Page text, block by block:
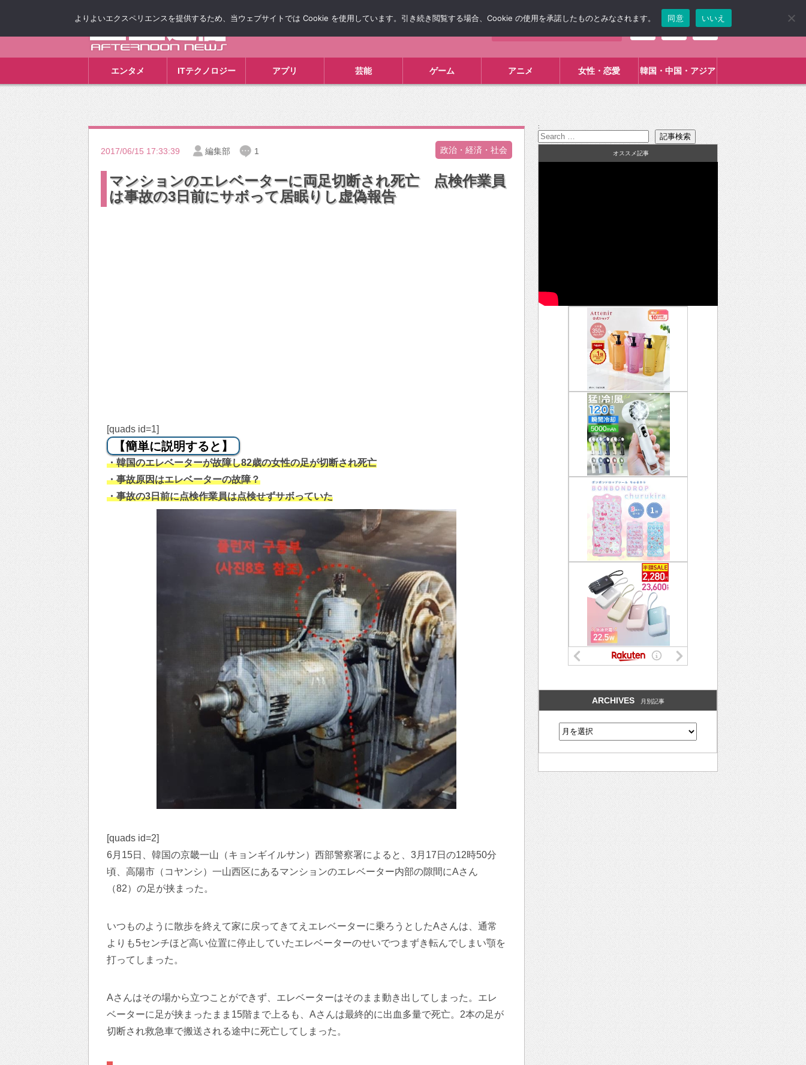
エンタメ ITテクノロジー アプリ 芸能 ゲーム アニメ 女性・恋愛 韓国・中国・アジア
2017/06/15 17:33:39 編集部 1 政治・経済・社会
マンションのエレベーターに両足切断され死亡 点検作業員
は事故の3日前にサボって居眠りし虚偽報告
[quads id=1]
【簡単に説明すると】
・韓国のエレベーターが故障し82歳の女性の足が切断され死亡
・事故原因はエレベーターの故障？
・事故の3日前に点検作業員は点検せずサボっていた
[quads id=2]
6月15日、韓国の京畿一山（キョンギイルサン）西部警察署によると、3月17日の12時50分
頃、高陽市（コヤンシ）一山西区にあるマンションのエレベーター内部の隙間にAさん
（82）の足が挟まった。
いつものように散歩を終えて家に戻ってきてえエレベーターに乗ろうとしたAさんは、通常
よりも5センチほど高い位置に停止していたエレベーターのせいでつまずき転んでしまい顎を
打ってしまった。
Aさんはその場から立つことができず、エレベーターはそのまま動き出してしまった。エレ
ベーターに足が挟まったまま15階まで上るも、Aさんは最終的に出血多量で死亡。2本の足が
切断され救急車で搬送される途中に死亡してしまった。
:
オススメ記事
ARCHIVES 月別記事
よりよいエクスペリエンスを提供するため、当ウェブサイトでは Cookie を使用しています。引き続き閲覧する場合、Cookie の使用を承諾したものとみなされます。 同意 いいえ